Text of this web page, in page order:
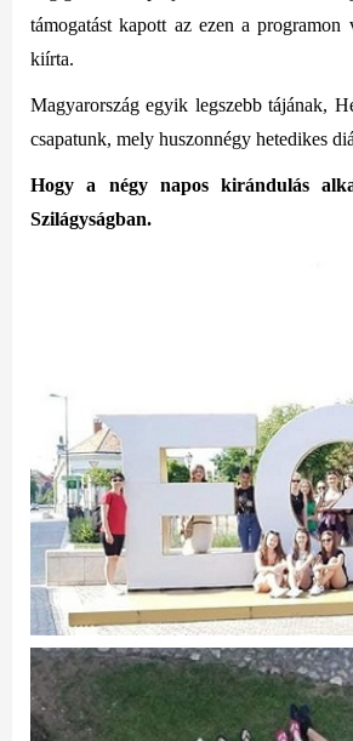
támogatást kapott az ezen a
kiírta.
Magyarország egyik legszebb tájának,
csapatunk, mely huszonnégy hetedikes
Hogy a négy napos kirándulás
Szilágyságban.